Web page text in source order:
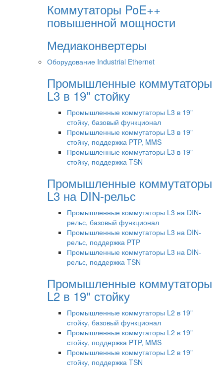
Коммутаторы PoE++
повышенной мощности
Медиаконвертеры
Оборудование Industrial Ethernet
Промышленные коммутаторы
L3 в 19" стойку
Промышленные коммутаторы L3 в 19"
стойку, базовый функционал
Промышленные коммутаторы L3 в 19"
стойку, поддержка PTP, MMS
Промышленные коммутаторы L3 в 19"
стойку, поддержка TSN
Промышленные коммутаторы
L3 на DIN-рельс
Промышленные коммутаторы L3 на DIN-
рельс, базовый функционал
Промышленные коммутаторы L3 на DIN-
рельс, поддержка PTP
Промышленные коммутаторы L3 на DIN-
рельс, поддержка TSN
Промышленные коммутаторы
L2 в 19" стойку
Промышленные коммутаторы L2 в 19"
стойку, базовый функционал
Промышленные коммутаторы L2 в 19"
стойку, поддержка PTP, MMS
Промышленные коммутаторы L2 в 19"
стойку, поддержка TSN